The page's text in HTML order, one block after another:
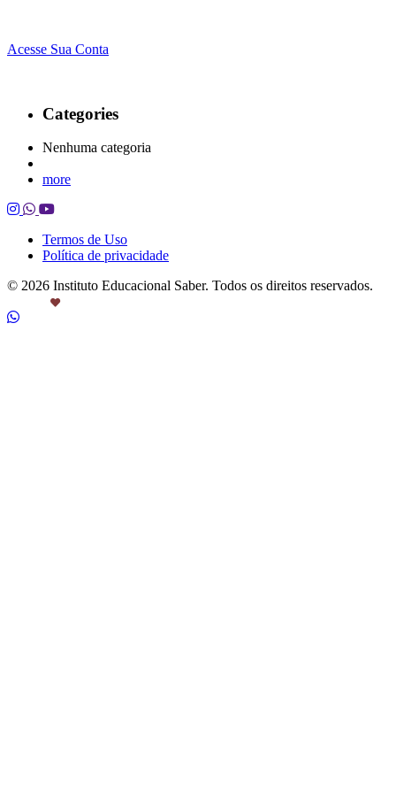
Acesse Sua Conta
Categories
Nenhuma categoria
more
Termos de Uso
Política de privacidade
© 2026 Instituto Educacional Saber. Todos os direitos reservados.
por Castanheira.Work